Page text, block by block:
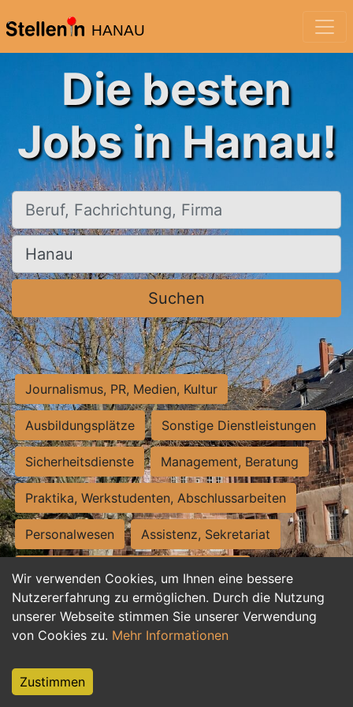
HANAU
Wir verwenden Cookies, um Ihnen eine bessere
Nutzererfahrung zu ermöglichen. Durch die Nutzung
unserer Webseite stimmen Sie unserer Verwendung
von Cookies zu. Mehr Informationen
Zustimmen
Die besten
Jobs in Hanau!
Beruf, Fachrichtung, Firma
Ort, Stadt
Suchen
Journalismus, PR, Medien, Kultur
Ausbildungsplätze Sonstige Dienstleistungen
Sicherheitsdienste Management, Beratung
Praktika, Werkstudenten, Abschlussarbeiten
Personalwesen Assistenz, Sekretariat
Hilfskräfte, Aushilfs- und Nebenjobs
Einkauf, Logistik, Materialwirtschaft
Weiterbildung, Studium, duale Ausbildung
Tourismus